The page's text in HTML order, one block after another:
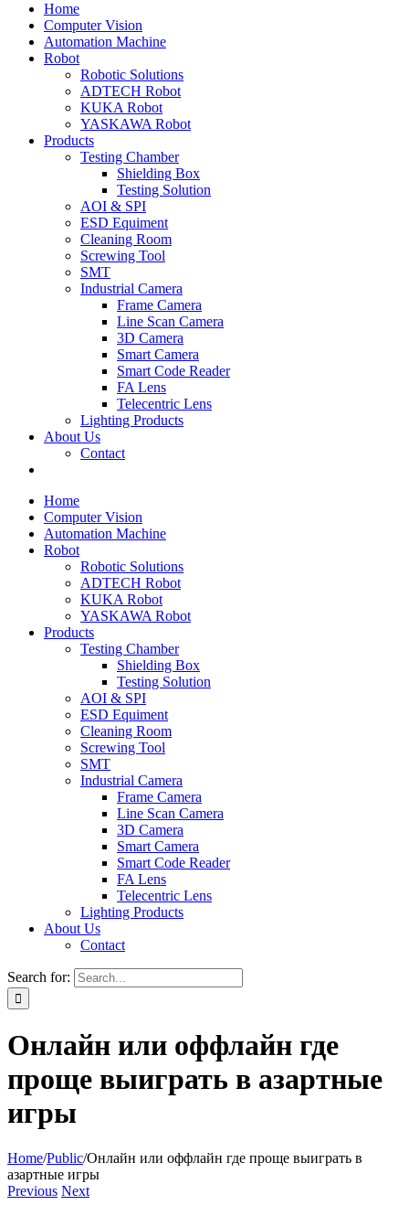
Home
Computer Vision
Automation Machine
Robot
Robotic Solutions
ADTECH Robot
KUKA Robot
YASKAWA Robot
Products
Testing Chamber
Shielding Box
Testing Solution
AOI & SPI
ESD Equiment
Cleaning Room
Screwing Tool
SMT
Industrial Camera
Frame Camera
Line Scan Camera
3D Camera
Smart Camera
Smart Code Reader
FA Lens
Telecentric Lens
Lighting Products
About Us
Contact
Home
Computer Vision
Automation Machine
Robot
Robotic Solutions
ADTECH Robot
KUKA Robot
YASKAWA Robot
Products
Testing Chamber
Shielding Box
Testing Solution
AOI & SPI
ESD Equiment
Cleaning Room
Screwing Tool
SMT
Industrial Camera
Frame Camera
Line Scan Camera
3D Camera
Smart Camera
Smart Code Reader
FA Lens
Telecentric Lens
Lighting Products
About Us
Contact
Search for:
Онлайн или оффлайн где
проще выиграть в азартные
игры
Home/Public/Онлайн или оффлайн где проще выиграть в
азартные игры
Previous Next